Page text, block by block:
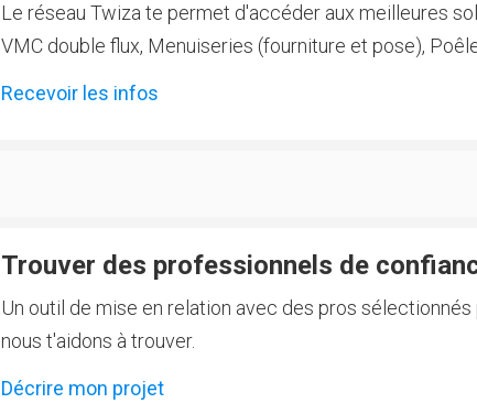
Le réseau Twiza te permet d'accéder aux meilleures
VMC double flux, Menuiseries (fourniture et pose), Poêle
Recevoir les infos
Trouver des professionnels de
Un outil de mise en relation avec des pros
nous t'aidons à trouver.
Décrire mon projet